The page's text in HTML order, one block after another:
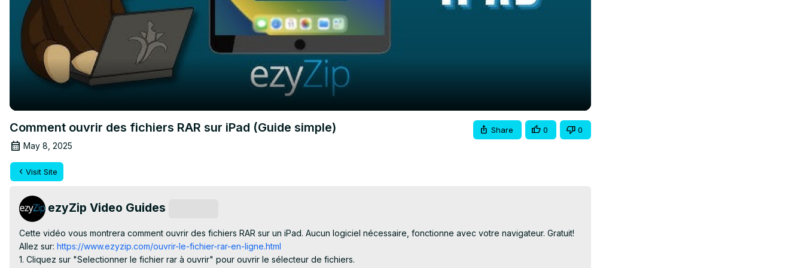
Comment ouvrir des fichiers RAR sur iPad (Guide simple)
May 8, 2025
Share 0 0
Visit Site
ezyZip Video Guides
Cette vidéo vous montrera comment ouvrir des fichiers RAR sur un iPad. Aucun logiciel nécessaire, fonctionne avec votre navigateur. Gratuit!
Allez sur: https://www.ezyzip.com/ouvrir-le-fichier-rar-en-ligne.html
1. Cliquez sur "Selectionner le fichier rar à ouvrir" pour ouvrir le sélecteur de fichiers.